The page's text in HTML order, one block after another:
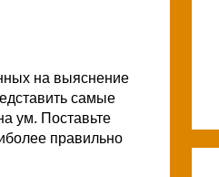
на выяснение
самые
ум. Поставьте
правильно